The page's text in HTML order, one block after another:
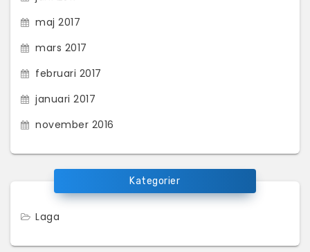
maj 2017
mars 2017
februari 2017
januari 2017
november 2016
Kategorier
Laga